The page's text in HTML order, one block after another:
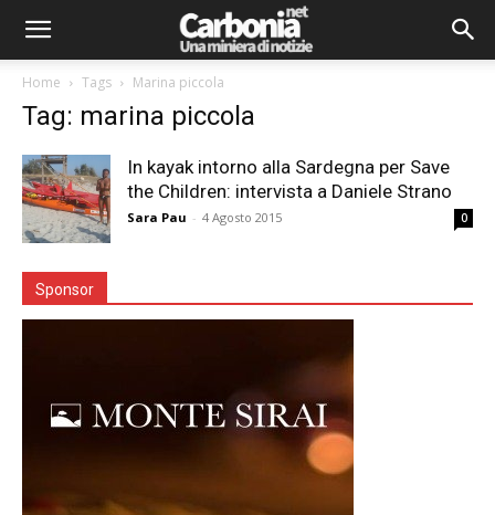
Home Tags Marina piccola
Tag: marina piccola
In kayak intorno alla Sardegna per Save
the Children: intervista a Daniele Strano
Sara Pau - 4 Agosto 2015 0
Sponsor